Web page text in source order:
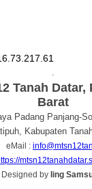
Tanah
Barat
Padang Panjang-
Kabupaten
eMail :
Designed by Iing